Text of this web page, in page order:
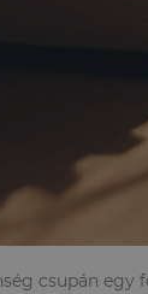
csupán egy